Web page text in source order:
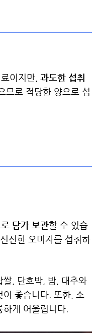
이지만, 과도한 섭취
므로 적당한 양으로 섭
담가 보관할 수 있습
선한 오미자를 섭취하
쌀, 단호박, 밤, 대추와
이 좋습니다. 또한, 소
하게 어울립니다.